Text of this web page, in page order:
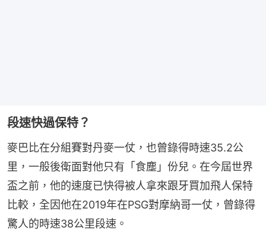
段速快過保特？
麥巴比在分組賽對丹麥一仗，也曾錄得時速35.2公
里，一般後衛面對他只有「食塵」份兒。在今屆世界
盃之前，他的速度已快得被人拿來跟牙買加飛人保特
比較，全因他在2019年在PSG對摩納哥一仗，曾錄得
驚人的時速38公里段速。